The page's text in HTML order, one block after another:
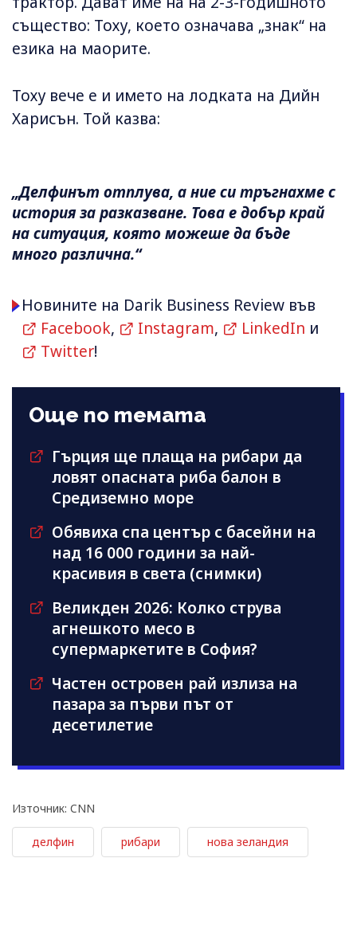
същество: Тоху, което означава „знак“ на
езика на маорите.
Тоху вече е и името на лодката на Дийн
Харисън. Той казва:
„Делфинът отплува, а ние си тръгнахме с
история за разказване. Това е добър край
на ситуация, която можеше да бъде
много различна.“
Новините на Darik Business Review във
Facebook, Instagram, LinkedIn и
Twitter!
Още по темата
Гърция ще плаща на рибари да
ловят опасната риба балон в
Средиземно море
Обявиха спа център с басейни на
над 16 000 години за най-
красивия в света (снимки)
Великден 2026: Колко струва
агнешкото месо в
супермаркетите в София?
Частен островен рай излиза на
пазара за първи път от
десетилетие
Източник: CNN
делфин рибари нова зеландия